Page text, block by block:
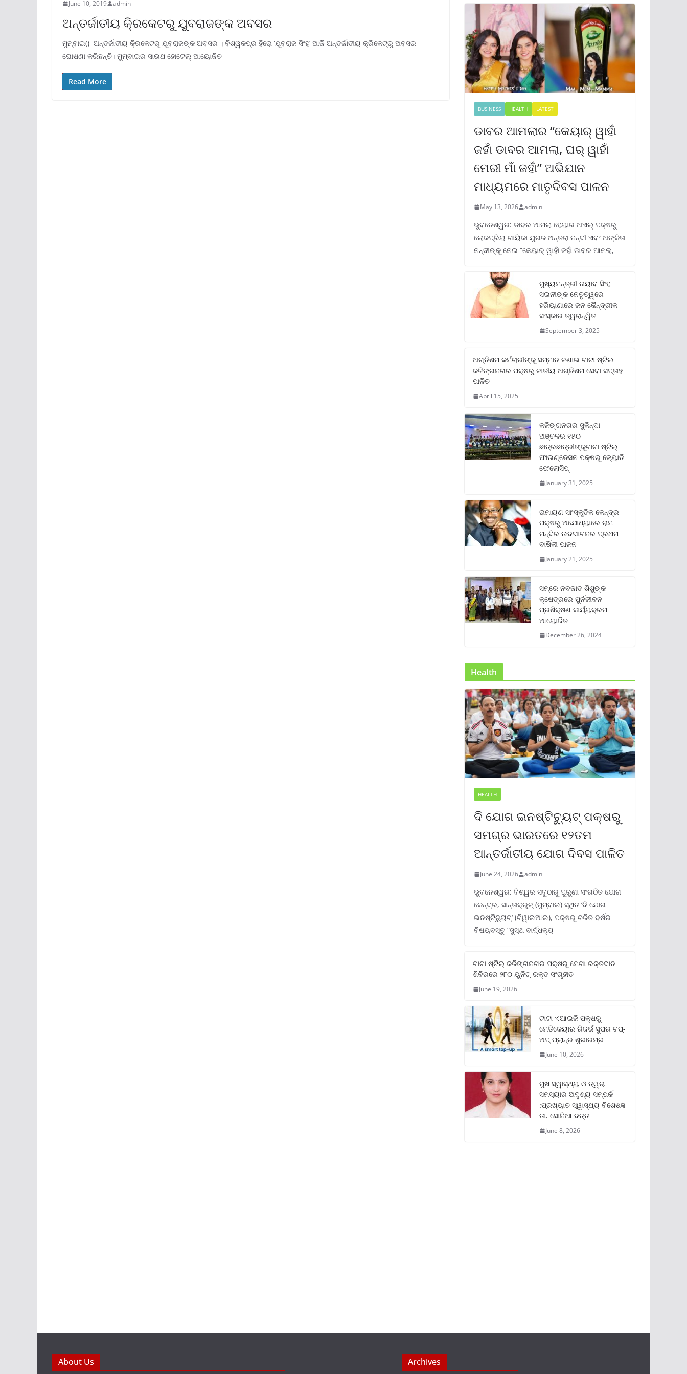
June 10, 2019 admin
ଅନ୍ତର୍ଜାତୀୟ କି୍ରକେଟରୁ ଯୁବରାଜଙ୍କ ଅବସର
ମୁମ୍ବାଇ() ଅନ୍ତର୍ଜାତୀୟ କି୍ରକେଟରୁ ଯୁବରାଜଙ୍କ ଅବସର । ବିଶ୍ୱକପ୍ର ହିରୋ ‘ଯୁବରାଜ ସିଂହ’ ଆଜି ଅନ୍ତର୍ଜାତୀୟ କ୍ରିକେଟ୍ରୁ ଅବସର
ଘୋଷଣା କରିଛନ୍ତି। ମୁମ୍ବାଇର ସାଉଥ ହୋଟେଲ୍ ଆୟୋଜିତ
Read More
BUSINESS HEALTH LATEST
ଡାବର ଆମଲାର “କେୟାର୍ ୱାହାଁ
ଜହାଁ ଡାବର ଆମଲା, ଘର୍ ୱାହାଁ
ମେରୀ ମାଁ ଜହାଁ” ଅଭିଯାନ
ମାଧ୍ୟମରେ ମାତୃଦିବସ ପାଳନ
May 13, 2026 admin
ଭୁବନେଶ୍ୱର: ଡାବର ଆମଲା ହେୟାର ଅଏଲ୍ ପକ୍ଷରୁ
ଲୋକପ୍ରିୟ ଗାୟିକା ଯୁଗଳ ଅନ୍ତରା ନନ୍ଦୀ ଏବଂ ଅଙ୍କିତା
ନନ୍ଦୀଙ୍କୁ ନେଇ “କେୟାର୍ ୱାହାଁ ଜହାଁ ଡାବର ଆମଲା,
ମୁଖ୍ୟମନ୍ତ୍ରୀ ନାୟାବ ସିଂହ
ସଇନୀଙ୍କ ନେତୃତ୍ୱରେ
ହରିୟାଣାରେ ଜନ କୈନ୍ଦ୍ରୀକ
ସଂସ୍କାର ତ୍ୱରାନ୍ୱିତ
September 3, 2025
ଅଗ୍ନିଶମ କର୍ମଚାରୀଙ୍କୁ ସମ୍ମାନ ଜଣାଇ ଟାଟା ଷ୍ଟିଲ
କଳିଙ୍ଗନଗର ପକ୍ଷରୁ ଜାତୀୟ ଅଗ୍ନିଶମ ସେବା ସପ୍ତାହ
ପାଳିତ
April 15, 2025
କଳିଙ୍ଗନଗର ସୁକିନ୍ଦା
ଅଞ୍ଚଳର ୧୫୦
ଛାତ୍ରଛାତ୍ରୀଙ୍କୁଟାଟା ଷ୍ଟିଲ୍
ଫାଉଣ୍ଡେସନ ପକ୍ଷରୁ ଜ୍ୟୋତି
ଫେଲୋସିପ୍‌
January 31, 2025
ରାମାୟଣ ସାଂସ୍କୃତିକ କେନ୍ଦ୍ର
ପକ୍ଷରୁ ଅଯୋଧ୍ୟାରେ ରାମ
ମନ୍ଦିର ଉଦଘାଟନର ପ୍ରଥମ
ବାର୍ଷିକୀ ପାଳନ
January 21, 2025
ସମ୍‌ରେ ନବଜାତ ଶିଶୁଙ୍କ
କ୍ଷେତ୍ରରେ ପୁର୍ନଜୀବନ
ପ୍ରଶିକ୍ଷଣ କାର୍ଯ୍ୟକ୍ରମ
ଆୟୋଜିତ
December 26, 2024
Health
HEALTH
ଦି ଯୋଗ ଇନଷ୍ଟିଚ୍ୟୁଟ୍ ପକ୍ଷରୁ
ସମଗ୍ର ଭାରତରେ ୧୨ତମ
ଆନ୍ତର୍ଜାତୀୟ ଯୋଗ ଦିବସ ପାଳିତ
June 24, 2026 admin
ଭୁବନେଶ୍ୱର: ବିଶ୍ୱର ସବୁଠାରୁ ପୁରୁଣା ସଂଗଠିତ ଯୋଗ
କେନ୍ଦ୍ର, ସାନ୍ତାକ୍ରୁଜ୍ (ମୁମ୍ବାଇ) ସ୍ଥିତ ‘ଦି ଯୋଗ
ଇନଷ୍ଟିଚ୍ୟୁଟ୍‌’ (ଟିୱାଇଆଇ), ପକ୍ଷରୁ ଚଳିତ ବର୍ଷର
ବିଷୟବସ୍ତୁ “ସୁସ୍ଥ ବାର୍ଦ୍ଧକ୍ୟ
ଟାଟା ଷ୍ଟିଲ୍‌ କଳିଙ୍ଗନଗର ପକ୍ଷରୁ ମେଗା ରକ୍ତଦାନ
ଶିବିରରେ ୨୮୦ ୟୁନିଟ୍‌ ରକ୍ତ ସଂଗୃହୀତ
June 19, 2026
ଟାଟା ଏଆଇଜି ପକ୍ଷରୁ
ମେଡିକେୟାର ରିଜର୍ଭ ସୁପର ଟପ୍‌-
ଅପ୍ ପ୍ଲାନ୍‌ର ଶୁଭାରମ୍ଭ
June 10, 2026
ମୁଖ ସ୍ୱାସ୍ଥ୍ୟ ଓ ତ୍ୱଚା
ସମସ୍ୟାର ଅଦୃଶ୍ୟ ସମ୍ପର୍କ
:ପ୍ରଖ୍ୟାତ ସ୍ୱାସ୍ଥ୍ୟ ବିଶେଷଜ୍ଞ
ଡା. ସୋନିଆ ଦତ୍ତ
June 8, 2026
About Us Archives